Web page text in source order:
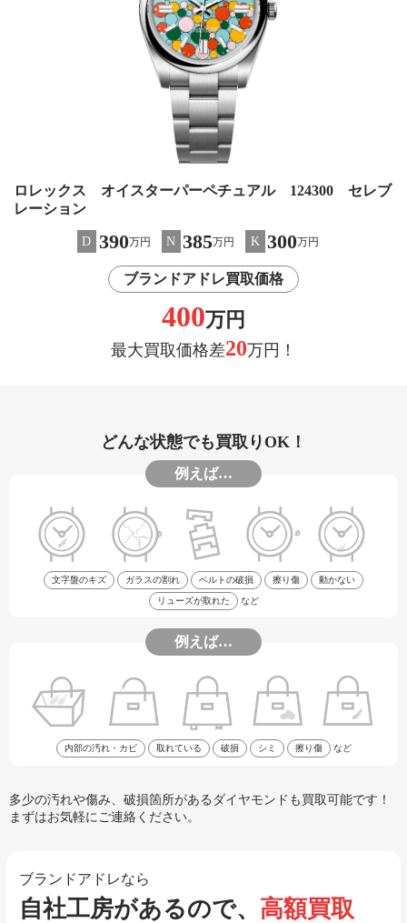
ロレックス オイスターパーペチュアル 124300 セレブ
レーション
D 390万円 N 385万円 K 300万円
ブランドアドレ買取価格
400万円
最大買取価格差20万円！
どんな状態でも買取りOK！
例えば…
文字盤のキズ ガラスの割れ ベルトの破損 擦り傷 動かない
リューズが取れた など
例えば…
内部の汚れ・カビ 取れている 破損 シミ 擦り傷 など
多少の汚れや傷み、破損箇所があるダイヤモンドも買取可能です！
まずはお気軽にご連絡ください。
ブランドアドレなら
自社工房があるので、 高額買取